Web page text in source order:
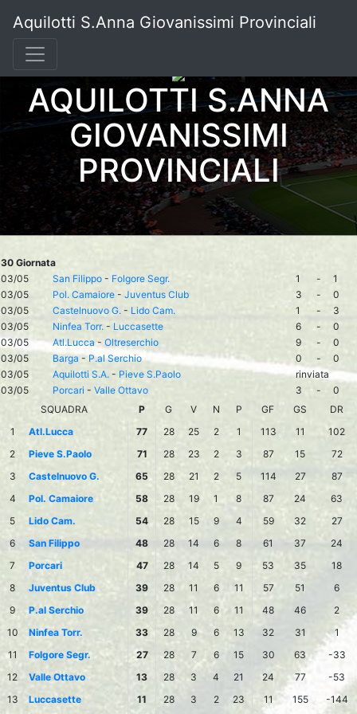
Aquilotti S.Anna Giovanissimi Provinciali
AQUILOTTI S.ANNA
GIOVANISSIMI
PROVINCIALI
30 Giornata
03/05
San Filippo - Folgore Segr. 1 -
1
03/05
Pol. Camaiore - Juventus Club 3 -
0
03/05
Castelnuovo G. - Lido Cam. 1 -
3
03/05
Ninfea Torr. - Luccasette 6 -
0
03/05
Atl.Lucca - Oltreserchio 9 -
0
03/05
Barga -P.al Serchio 0 -
0
03/05
Aquilotti S.A. - Pieve S.Paolo
rinviata
03/05
Porcari - Valle Ottavo 3 -
0
SQUADRA
P G V N P GF GS
DR
1
Atl.Lucca 77 28 25 2 1 113 11
102
2
Pieve S.Paolo 71 28 23 2 3 87 15
72
3
Castelnuovo G. 65 28 21 2 5 114 27
87
4
Pol. Camaiore 58 28 19 1 8 87 24
63
5
Lido Cam. 54 28 15 9 4 59 32
27
6
San Filippo 48 28 14 6 8 61 37
24
7
Porcari 47 28 14 5 9 53 35
18
8
Juventus Club 39 28 11 6 11 57 51
6
9
P.al Serchio 39 28 11 6 11 48 46
2
10
Ninfea Torr. 33 28 9 6 13 32 31
1
11
Folgore Segr. 27 28 7 6 15 30 63
-33
12
Valle Ottavo 13 28 3 4 21 24 77
-53
13
Luccasette 11 28 3 2 23 11 155 -144